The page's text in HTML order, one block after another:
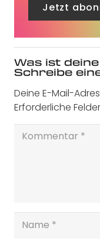
Jetzt
Was ist
Schreibe
Deine E-Mail-
Erforderliche